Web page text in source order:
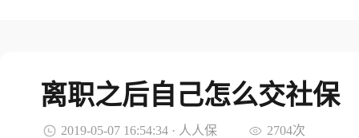
离职之后自己怎么交社保
2019-05-07 16:54:34 · 人人保 2704次